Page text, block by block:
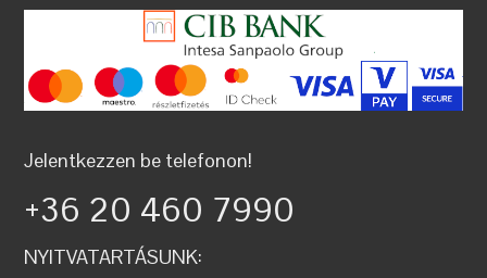
Jelentkezzen be telefonon!
+36 20 460 7990
NYITVATARTÁSUNK: